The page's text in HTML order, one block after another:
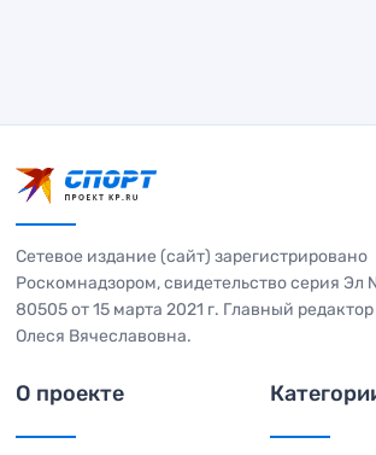
Сетевое издание (сайт) зарегистрировано
Роскомнадзором, свидетельство серия
80505 от 15 марта 2021 г. Главный
Олеся Вячеславовна.
О проекте